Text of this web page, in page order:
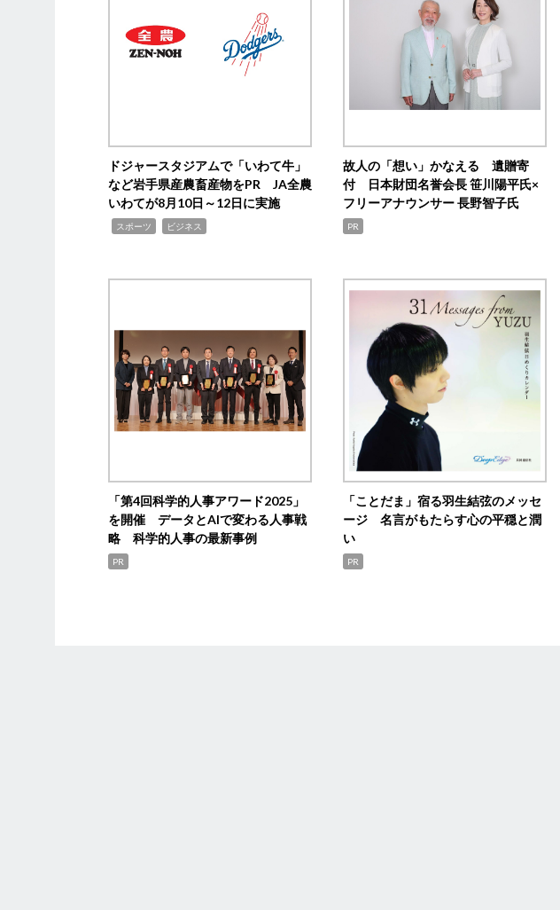
ドジャースタジアムで「いわて牛」
など岩手県産農畜産物をPR JA全農
いわてが8月10日～12日に実施
スポーツ ビジネス
故人の「想い」かなえる 遺贈寄
付 日本財団名誉会長 笹川陽平氏×
フリーアナウンサー 長野智子氏
PR
「第4回科学的人事アワード2025」
を開催 データとAIで変わる人事戦
略 科学的人事の最新事例
PR
「ことだま」宿る羽生結弦のメッセ
ージ 名言がもたらす心の平穏と潤
い
PR